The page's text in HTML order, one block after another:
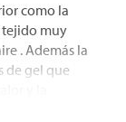
como la
tejido muy
. Además la
de gel que